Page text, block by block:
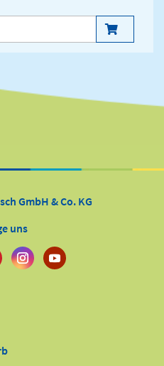
GmbH & Co. KG
uns